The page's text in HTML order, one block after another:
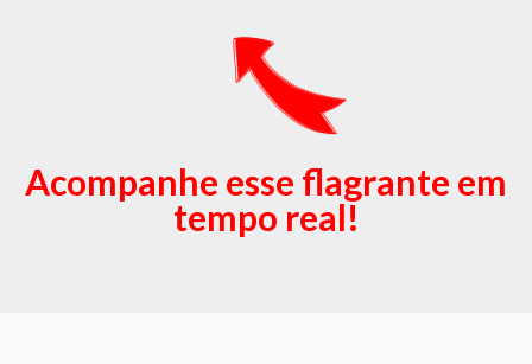
Acompanhe esse flagrante em
tempo real!